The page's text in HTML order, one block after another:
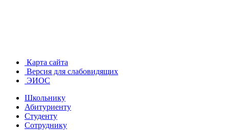
Карта сайта
Версия для слабовидящих
ЭИОС
Школьнику
Абитуриенту
Студенту
Сотруднику